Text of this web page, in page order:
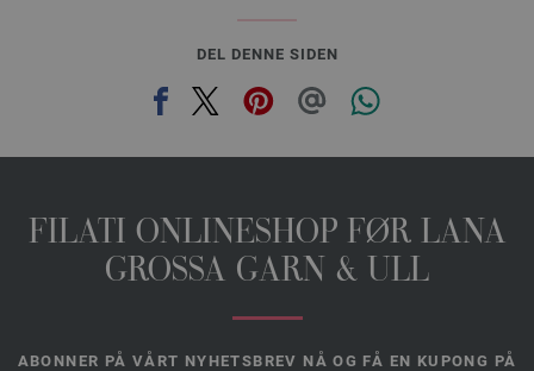
DEL DENNE SIDEN
FILATI ONLINESHOP FØR LANA
GROSSA GARN & ULL
ABONNER PÅ VÅRT NYHETSBREV NÅ OG FÅ EN KUPONG PÅ